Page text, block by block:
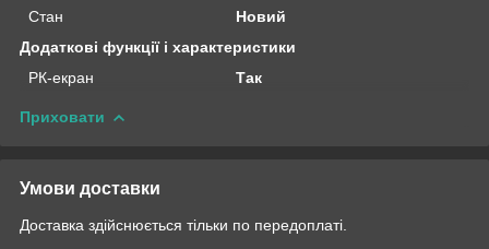
Стан
Новий
Додаткові функції і характеристики
РК-екран
Так
Приховати
Умови доставки
Доставка здійснюється тільки по передоплаті.